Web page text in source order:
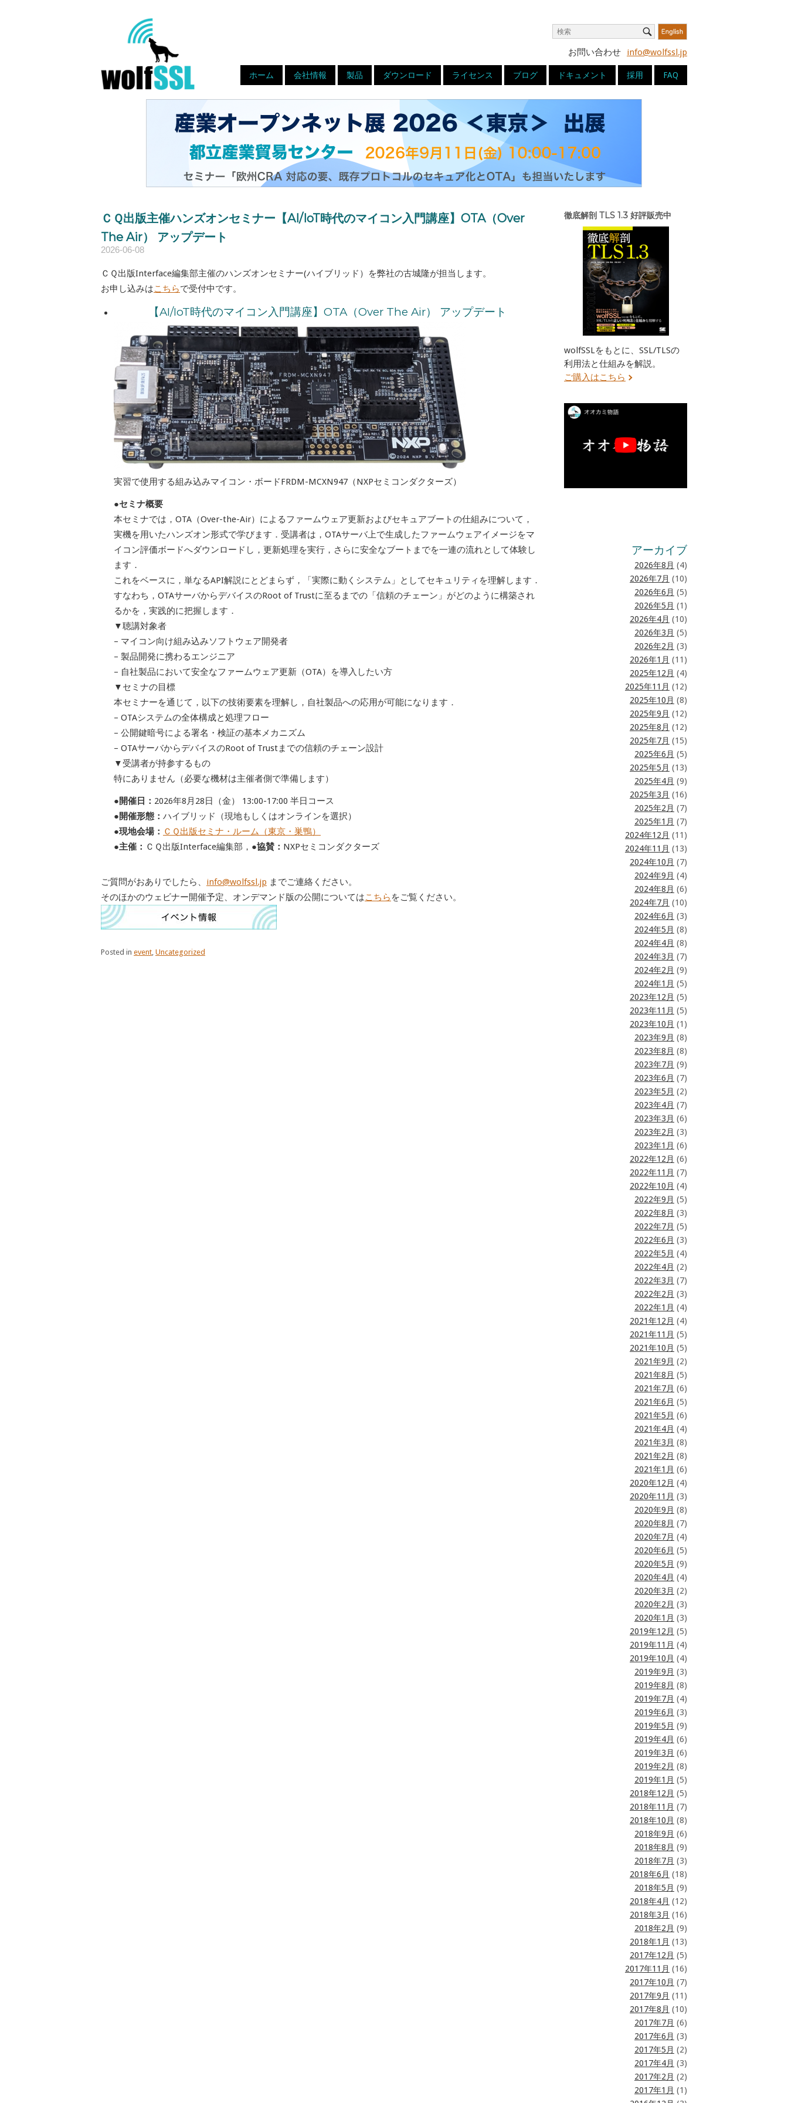
お問い合わせ info@wolfssl.jp
ホーム 会社情報 製品 ダウンロード ライセンス ブログ ドキュメント 採用 FAQ
Search
for:
Search
ＣＱ出版主催ハンズオンセミナー【AI/IoT時代のマイコン入門講座】OTA（Over
The Air） アップデート
2026-06-08
ＣＱ出版Interface編集部主催のハンズオンセミナー(ハイブリッド）を弊社の古城隆が担当します。
お申し込みはこちらで受付中です。
【AI/IoT時代のマイコン入門講座】OTA（Over The Air） アップデート
実習で使用する組み込みマイコン・ボードFRDM-MCXN947（NXPセミコンダクターズ）
●セミナ概要
本セミナでは，OTA（Over-the-Air）によるファームウェア更新およびセキュアブートの仕組みについて，
実機を用いたハンズオン形式で学びます．受講者は，OTAサーバ上で生成したファームウェアイメージをマ
イコン評価ボードへダウンロードし，更新処理を実行，さらに安全なブートまでを一連の流れとして体験し
ます．
これをベースに，単なるAPI解説にとどまらず，「実際に動くシステム」としてセキュリティを理解します．
すなわち，OTAサーバからデバイスのRoot of Trustに至るまでの「信頼のチェーン」がどのように構築され
るかを，実践的に把握します．
▼聴講対象者
– マイコン向け組み込みソフトウェア開発者
– 製品開発に携わるエンジニア
– 自社製品において安全なファームウェア更新（OTA）を導入したい方
▼セミナの目標
本セミナーを通じて，以下の技術要素を理解し，自社製品への応用が可能になります．
– OTAシステムの全体構成と処理フロー
– 公開鍵暗号による署名・検証の基本メカニズム
– OTAサーバからデバイスのRoot of Trustまでの信頼のチェーン設計
▼受講者が持参するもの
特にありません（必要な機材は主催者側で準備します）
●開催日： 2026年8月28日（金） 13:00-17:00 半日コース
●開催形態： ハイブリッド（現地もしくはオンラインを選択）
●現地会場： ＣＱ出版セミナ・ルーム（東京・巣鴨）
●主催： ＣＱ出版Interface編集部， ●協賛： NXPセミコンダクターズ
ご質問がおありでしたら、 info@wolfssl.jp までご連絡ください。
そのほかのウェビナー開催予定、オンデマンド版の公開についてはこちら をご覧ください。
Posted in event, Uncategorized
徹底解剖 TLS 1.3 好評販売中
wolfSSLをもとに、SSL/TLSの
利用法と仕組みを解説。
ご購入はこちら
アーカイブ
2026年8月 (4)
2026年7月 (10)
2026年6月 (5)
2026年5月 (1)
2026年4月 (10)
2026年3月 (5)
2026年2月 (3)
2026年1月 (11)
2025年12月 (4)
2025年11月 (12)
2025年10月 (8)
2025年9月 (12)
2025年8月 (12)
2025年7月 (15)
2025年6月 (5)
2025年5月 (13)
2025年4月 (9)
2025年3月 (16)
2025年2月 (7)
2025年1月 (7)
2024年12月 (11)
2024年11月 (13)
2024年10月 (7)
2024年9月 (4)
2024年8月 (6)
2024年7月 (10)
2024年6月 (3)
2024年5月 (8)
2024年4月 (8)
2024年3月 (7)
2024年2月 (9)
2024年1月 (5)
2023年12月 (5)
2023年11月 (5)
2023年10月 (1)
2023年9月 (8)
2023年8月 (8)
2023年7月 (9)
2023年6月 (7)
2023年5月 (2)
2023年4月 (7)
2023年3月 (6)
2023年2月 (3)
2023年1月 (6)
2022年12月 (6)
2022年11月 (7)
2022年10月 (4)
2022年9月 (5)
2022年8月 (3)
2022年7月 (5)
2022年6月 (3)
2022年5月 (4)
2022年4月 (2)
2022年3月 (7)
2022年2月 (3)
2022年1月 (4)
2021年12月 (4)
2021年11月 (5)
2021年10月 (5)
2021年9月 (2)
2021年8月 (5)
2021年7月 (6)
2021年6月 (5)
2021年5月 (6)
2021年4月 (4)
2021年3月 (8)
2021年2月 (8)
2021年1月 (6)
2020年12月 (4)
2020年11月 (3)
2020年9月 (8)
2020年8月 (7)
2020年7月 (4)
2020年6月 (5)
2020年5月 (9)
2020年4月 (4)
2020年3月 (2)
2020年2月 (3)
2020年1月 (3)
2019年12月 (5)
2019年11月 (4)
2019年10月 (4)
2019年9月 (3)
2019年8月 (8)
2019年7月 (4)
2019年6月 (3)
2019年5月 (9)
2019年4月 (6)
2019年3月 (6)
2019年2月 (8)
2019年1月 (5)
2018年12月 (5)
2018年11月 (7)
2018年10月 (8)
2018年9月 (6)
2018年8月 (9)
2018年7月 (3)
2018年6月 (18)
2018年5月 (9)
2018年4月 (12)
2018年3月 (16)
2018年2月 (9)
2018年1月 (13)
2017年12月 (5)
2017年11月 (16)
2017年10月 (7)
2017年9月 (11)
2017年8月 (10)
2017年7月 (6)
2017年6月 (3)
2017年5月 (2)
2017年4月 (3)
2017年2月 (2)
2017年1月 (1)